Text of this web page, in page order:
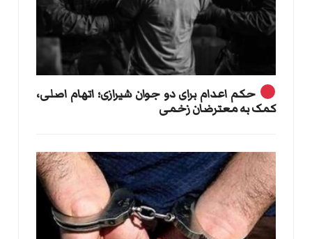
حکم اعدام برای دو جوان شیرازی؛ اتهام اصلی،
کمک به معترضان زخمی